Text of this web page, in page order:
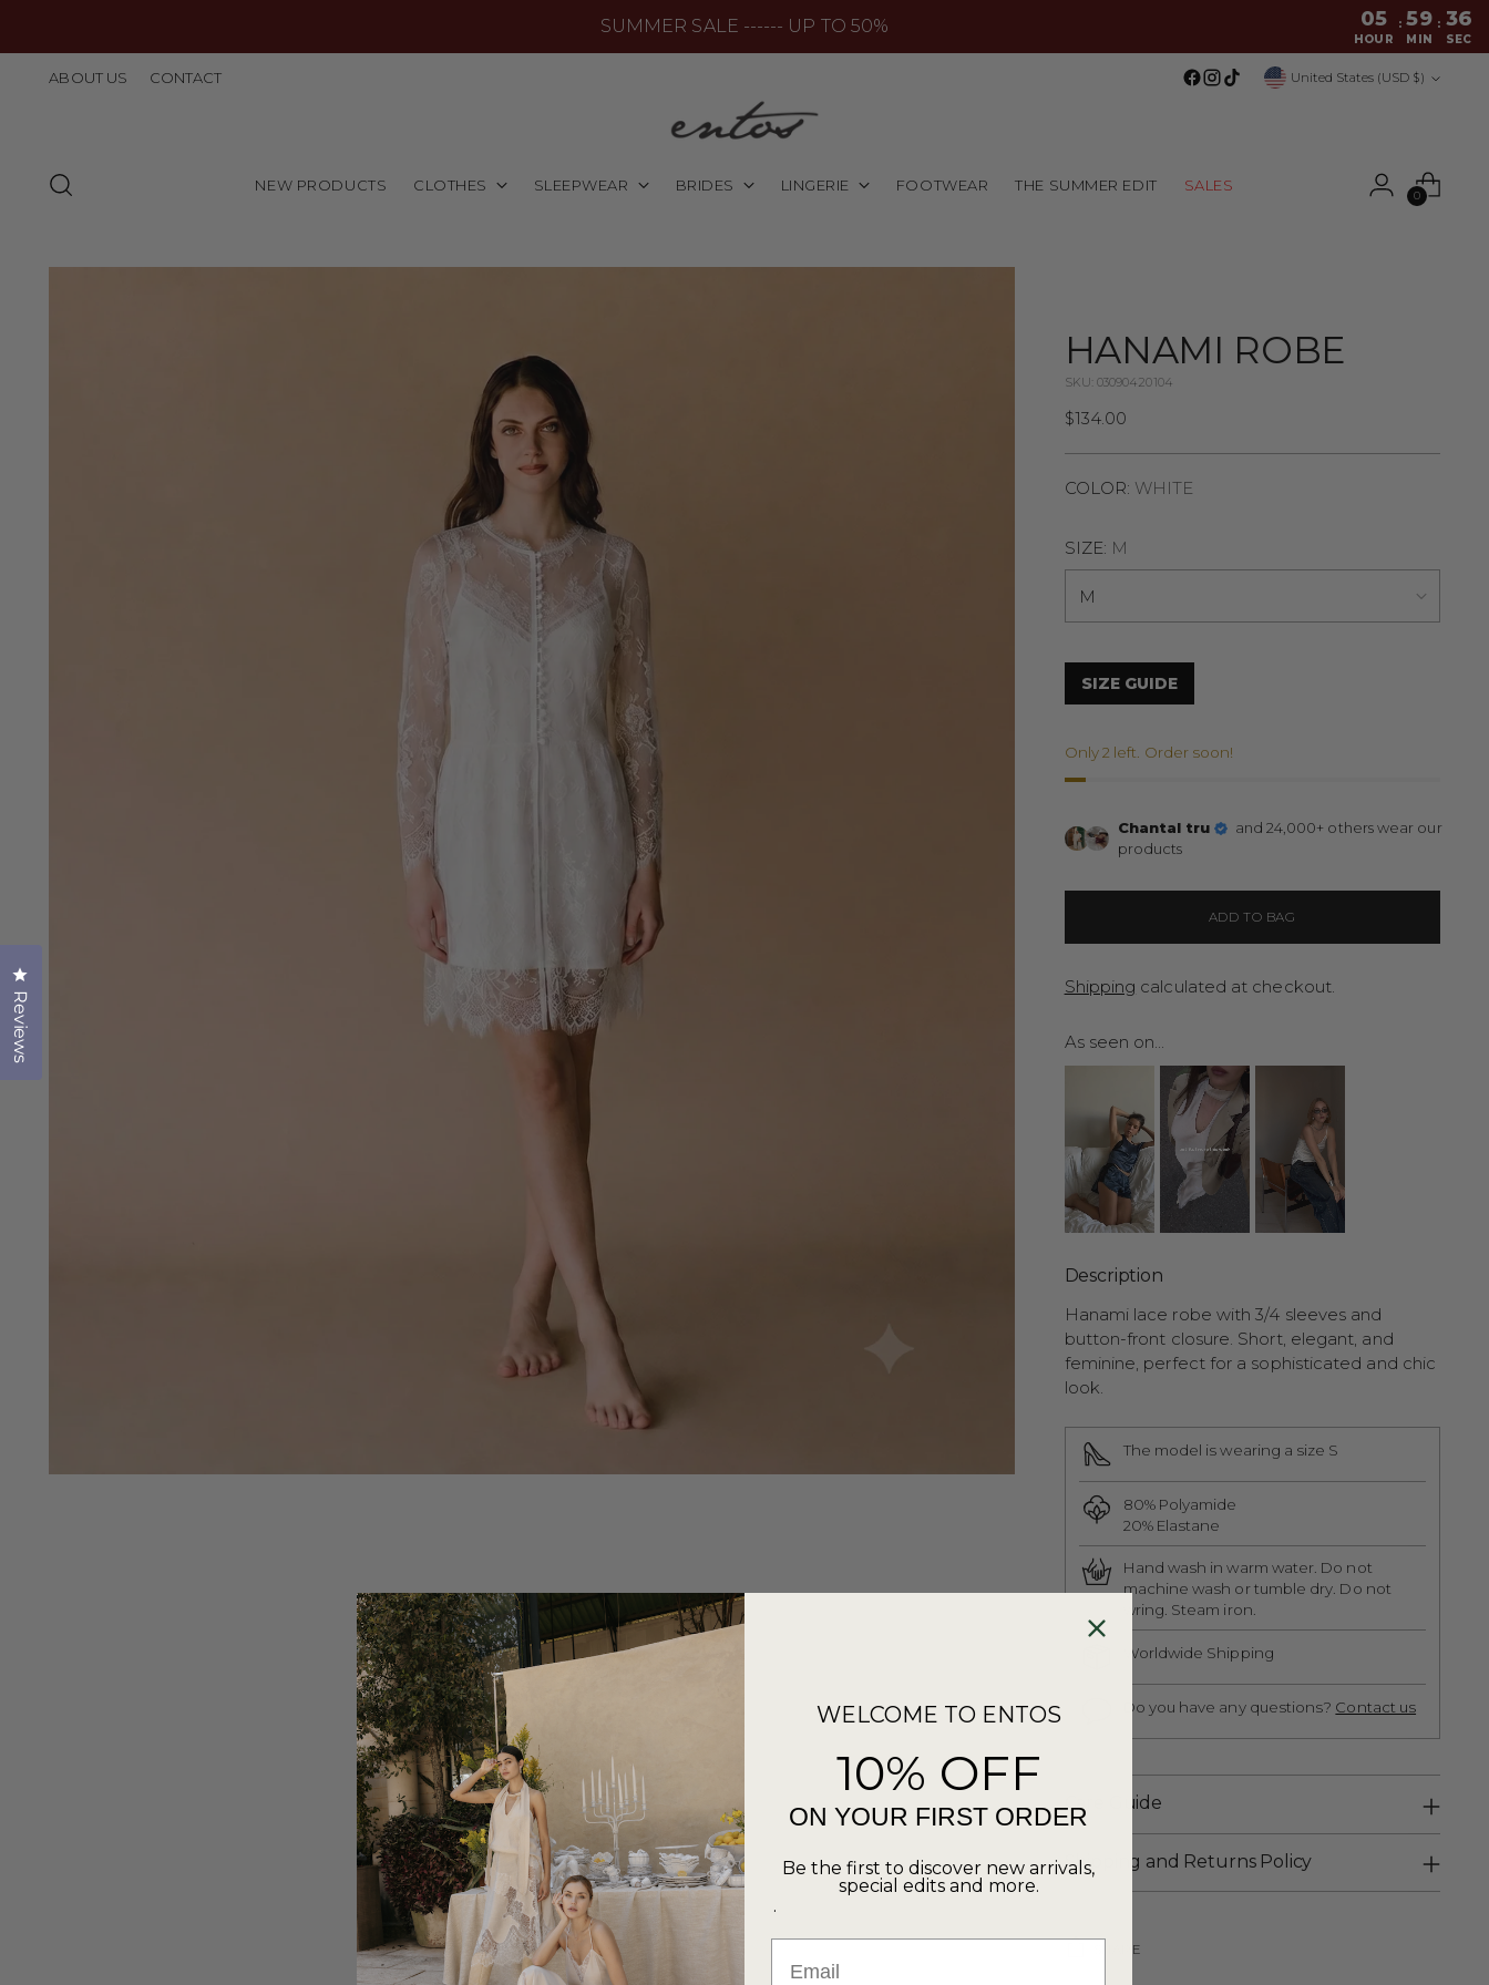
SUMMER SALE ------ UP TO 50% 05
HOUR
: 59
MIN
: 35
SEC
ABOUT US CONTACT Currency
United States (USD $)
NEW PRODUCTS CLOTHES SLEEPWEAR BRIDES LINGERIE FOOTWEAR THE SUMMER EDIT SALES
0
HANAMI ROBE
SKU: 03090420104
Regular
$134.00
COLOR: WHITE
SIZE: M
SIZE GUIDE
Only 2 left. Order soon!
Chantal tru
and 24,000+ others wear our
products
ADD TO BAG
Shipping calculated at checkout.
As seen on...
Description
Hanami lace robe with 3/4 sleeves and
button-front closure. Short, elegant, and
feminine, perfect for a sophisticated and chic
look.
The model is wearing a size S
80% Polyamide
20% Elastane
Hand wash in warm water. Do not
machine wash or tumble dry. Do not
wring. Steam iron.
Worldwide Shipping
Do you have any questions? Contact us
Care Guide
Shipping and Returns Policy
SHARE
Reviews
Click to open the reviews dialog
WELCOME TO ENTOS
10% OFF
ON YOUR FIRST ORDER
Be the first to discover new arrivals,
special edits and more.
.